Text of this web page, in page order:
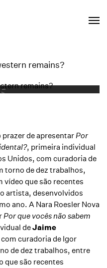
remains?
prazer de apresentarPor
, primeira individual
Unidos, com curadoria de
torno de dez trabalhos,
vídeo que são recentes
artista, desenvolvidos
ano. A Nara Roesler Nova
Por que vocês não sabem
deJaime
curadoria de Igor
de dez trabalhos, entre
que são recentes